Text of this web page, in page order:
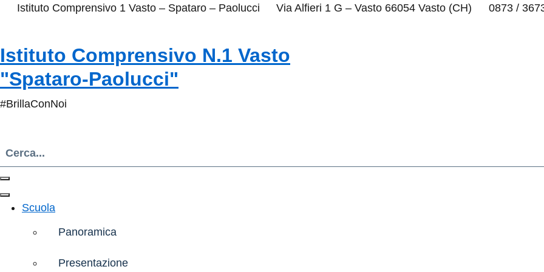
Istituto Comprensivo 1 Vasto – Spataro – Paolucci Via Alfieri 1 G – Vasto 66054 Vasto (CH) 0873 /
Istituto Comprensivo N.1 Vasto
"Spataro-Paolucci"
#BrillaConNoi
Scuola
Panoramica
Presentazione